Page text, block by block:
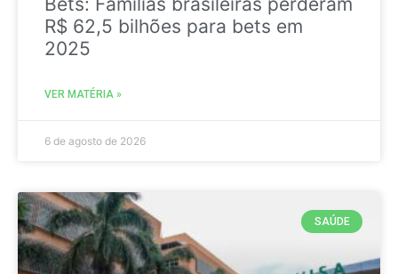
R$ 62,5 bilhões para bets em
2025
VER MATÉRIA »
6 de agosto de 2026
SAÚDE